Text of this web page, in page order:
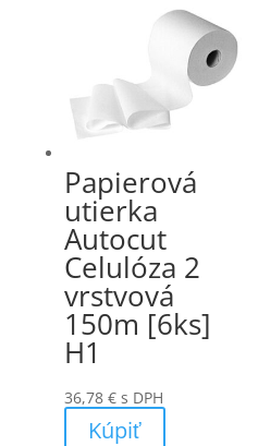
Papierová
utierka
Autocut
Celulóza 2
vrstvová
150m [6ks]
H1
36,78 € s DPH
Kúpiť